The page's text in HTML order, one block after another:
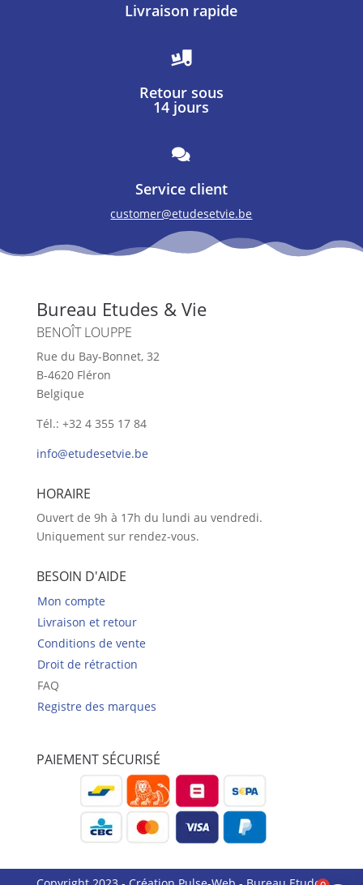
Livraison rapide

Retour sous
14 jours

Service client
customer@etudesetvie.be
Bureau Etudes & Vie
BENOÎT LOUPPE
Rue du Bay-Bonnet, 32
B-4620 Fléron
Belgique
Tél.: +32 4 355 17 84
info@etudesetvie.be
HORAIRE
Ouvert de 9h à 17h du lundi au vendredi.
Uniquement sur rendez-vous.
BESOIN D'AIDE
Mon compte
Livraison et retour
Conditions de vente
Droit de rétraction
FAQ
Registre des marques
PAIEMENT SÉCURISÉ